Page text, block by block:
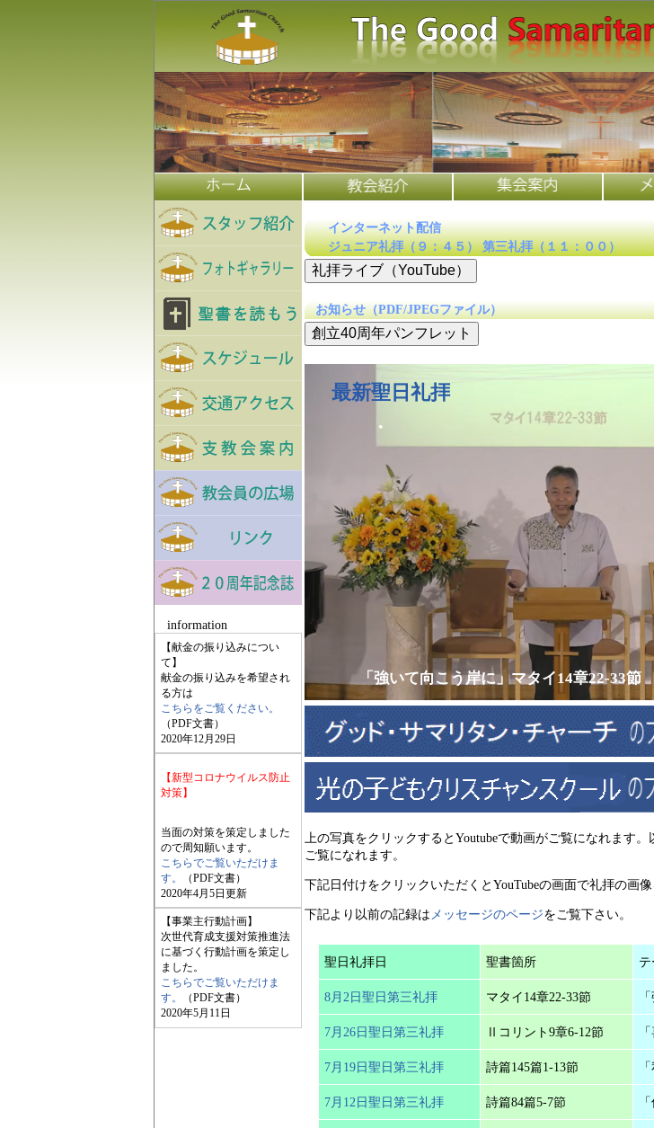
インターネット配信
ジュニア礼拝（９：４５） 第三礼拝（１１：００）
礼拝ライブ（YouTube）
お知らせ（PDF/JPEGファイル）
創立40周年パンフレット
最新聖日礼拝
「強いて向こう岸に」マタイ14章22-33節
上の写真をクリックするとYoutubeで動画がご覧になれます
ご覧になれます。
下記日付けをクリックいただくとYouTubeの画面で礼拝の画像
下記より以前の記録はメッセージのページをご覧下さい。
聖日礼拝日 聖書箇所 テ
8月2日聖日第三礼拝 マタイ14章22-33節
7月26日聖日第三礼拝 Ⅱコリント9章6-12節
7月19日聖日第三礼拝 詩篇145篇1-13節
7月12日聖日第三礼拝 詩篇84篇5-7節
information
【献金の振り込みについ
て】
献金の振り込みを希望され
る方は
こちらをご覧ください。
（PDF文書）
2020年12月29日
【新型コロナウイルス防止
対策】
当面の対策を策定しました
ので周知願います。
こちらでご覧いただけま
す。
（PDF文書）
2020年4月5日更新
【事業主行動計画】
次世代育成支援対策推進法
に基づく行動計画を策定し
ました。
こちらでご覧いただけま
す。
（PDF文書）
2020年5月11日